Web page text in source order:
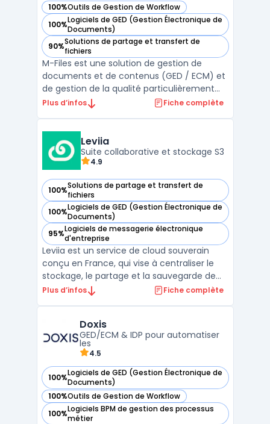
100%Outils de Gestion de Workflow
— voir M-Files dans cette catégorie
100%Logiciels de GED (Gestion Électronique de
Documents)
— voir M-Files dans cette catégorie
90%Solutions de partage et transfert de
fichiers
— voir M-Files dans cette catégorie
M-Files est une solution de gestion de
documents et de contenus (GED / ECM) et
de gestion de la qualité particulièrement
adaptée aux entreprises et utilisateurs qui
documents.M-Files est suffisamment
flexible pour répondre au ...
Plus d’infos Fiche complète
Leviia
Suite collaborative et stockage S3
4.9
100%Solutions de partage et transfert de
fichiers
— voir Leviia dans cette catégorie
100%Logiciels de GED (Gestion Électronique de
Documents)
— voir Leviia dans cette catégorie
95%Logiciels de messagerie électronique
d'entreprise
— voir Leviia dans cette catégorie
Leviia est un service de cloud souverain
conçu en France, qui vise à centraliser le
stockage, le partage et la sauvegarde de
données pour des usages professionnels.
RGPD, ainsi que des certifications ISO 27001
et HDS (selo ...
Plus d’infos Fiche complète
Doxis
GED/ECM & IDP pour automatiser
les
4.5
100%Logiciels de GED (Gestion Électronique de
Documents)
— voir Doxis dans cette catégorie
100%Outils de Gestion de Workflow
— voir Doxis dans cette catégorie
100%Logiciels BPM de gestion des processus
métier
— voir Doxis dans cette catégorie